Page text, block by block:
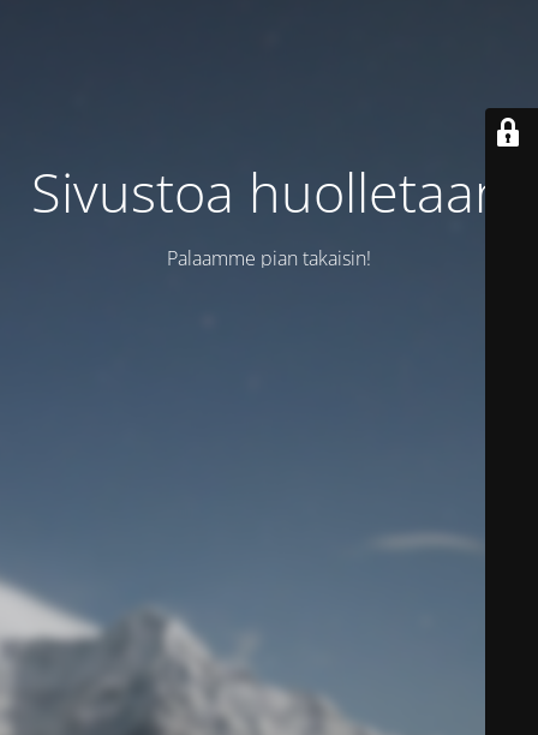
Sivustoa huolletaan
Palaamme pian takaisin!